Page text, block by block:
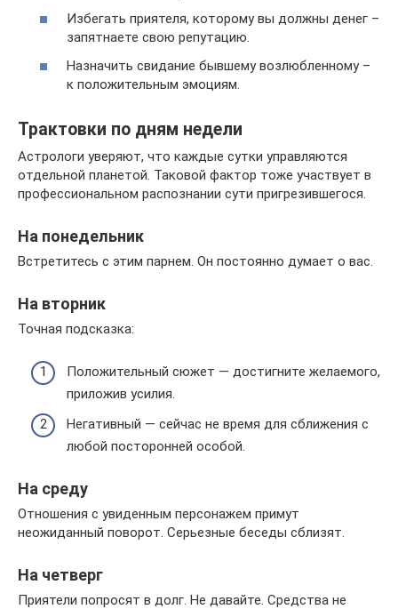
Избегать приятеля, которому вы должны денег –
запятнаете свою репутацию.
Назначить свидание бывшему возлюбленному –
к положительным эмоциям.
Трактовки по дням недели
Астрологи уверяют, что каждые сутки управляются
отдельной планетой. Таковой фактор тоже участвует в
профессиональном распознании сути пригрезившегося.
На понедельник
Встретитесь с этим парнем. Он постоянно думает о вас.
На вторник
Точная подсказка:
Положительный сюжет — достигните желаемого,
приложив усилия.
Негативный — сейчас не время для сближения с
любой посторонней особой.
На среду
Отношения с увиденным персонажем примут
неожиданный поворот. Серьезные беседы сблизят.
На четверг
Приятели попросят в долг. Не давайте. Средства не